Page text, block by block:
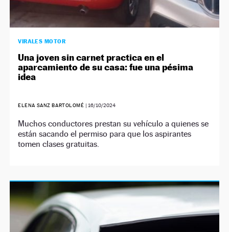
VIRALES MOTOR
Una joven sin carnet practica en el
aparcamiento de su casa: fue una pésima
idea
ELENA SANZ BARTOLOMÉ | 16/10/2024
Muchos conductores prestan su vehículo a quienes se
están sacando el permiso para que los aspirantes
tomen clases gratuitas.